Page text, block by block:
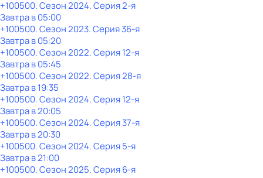
+100500. Сезон 2024. Серия 2-я
Завтра в 05:00
+100500. Сезон 2023. Серия 36-я
Завтра в 05:20
+100500. Сезон 2022. Серия 12-я
Завтра в 05:45
+100500. Сезон 2022. Серия 28-я
Завтра в 19:35
+100500. Сезон 2024. Серия 12-я
Завтра в 20:05
+100500. Сезон 2024. Серия 37-я
Завтра в 20:30
+100500. Сезон 2024. Серия 5-я
Завтра в 21:00
+100500. Сезон 2025. Серия 6-я